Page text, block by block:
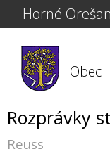
Horné
Obec
Rozprávky
Reuss